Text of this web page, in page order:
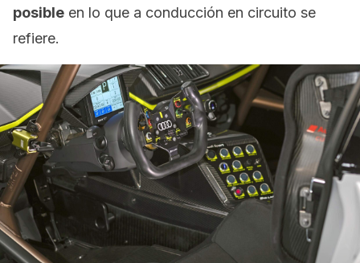
posible en lo que a conducción en circuito se
refiere.